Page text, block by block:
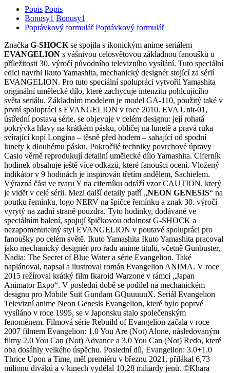
Popis Popis
Bonusy1 Bonusy1
Poptávkový formulář Poptávkový formulář
Značka G-SHOCK se spojila s ikonickým anime seriálem
EVANGELION s vášnivou celosvětovou základnou fanoušků u
příležitosti 30. výročí původního televizního vysílání. Tuto speciální
edici navrhl Ikuto Yamashita, mechanický designér stojící za sérií
EVANGELION. Pro tuto speciální spolupráci vytvořil Yamashita
originální umělecké dílo, které zachycuje intenzitu pohlcujícího
světa seriálu. Základním modelem je model GA-110, použitý také v
první spolupráci s EVANGELION v roce 2010. EVA Unit-01,
ústřední postava série, se objevuje v celém designu: její rohatá
pokrývka hlavy na krátkém pásku, obličej na lunetě a pravá ruka
svírající kopí Longina – těsně před hodem – sahající od spodní
lunety k dlouhému pásku. Pokročilé techniky povrchové úpravy
Casio věrně reprodukují detailní umělecké dílo Yamashita. Ciferník
hodinek obsahuje ještě více odkazů, které fanoušci ocení. Vložený
indikátor v 9 hodinách je inspirován třetím andělem, Sachielem.
Výrazná část ve tvaru Y na ciferníku odráží vzor CAUTION, který
je vidět v celé sérii. Mezi další detaily patří „NEON GENESIS“ na
poutku řemínku, logo NERV na špičce řemínku a znak 30. výročí
vyrytý na zadní straně pouzdra. Tyto hodinky, dodávané ve
speciálním balení, spojují špičkovou odolnost G-SHOCK a
nezapomenutelný styl EVANGELION v poutavé spolupráci pro
fanoušky po celém světě. Ikuto Yamashita Ikuto Yamashita pracoval
jako mechanický designér pro řadu anime titulů, včetně Gunbuster,
Nadia: The Secret of Blue Water a série Evangelion. Také
naplánoval, napsal a ilustroval román Evangelion ANIMA. V roce
2015 režíroval krátký film Ikaroid Warzone v rámci „Japan
Animator Expo“. V poslední době se podílel na mechanickém
designu pro Mobile Suit Gundam GQuuuuuX. Seriál Evangelion
Televizní anime Neon Genesis Evangelion, které bylo poprvé
vysíláno v roce 1995, se v Japonsku stalo společenským
fenoménem. Filmová série Rebuild of Evangelion začala v roce
2007 filmem Evangelion: 1.0 You Are (Not) Alone, následovaným
filmy 2.0 You Can (Not) Advance a 3.0 You Can (Not) Redo, které
oba dosáhly velkého úspěchu. Poslední díl, Evangelion: 3.0+1.0
Thrice Upon a Time, měl premiéru v březnu 2021, přilákal 6,73
milionu diváků a v kinech vydělal 10,28 miliardy jenů. ©Khara